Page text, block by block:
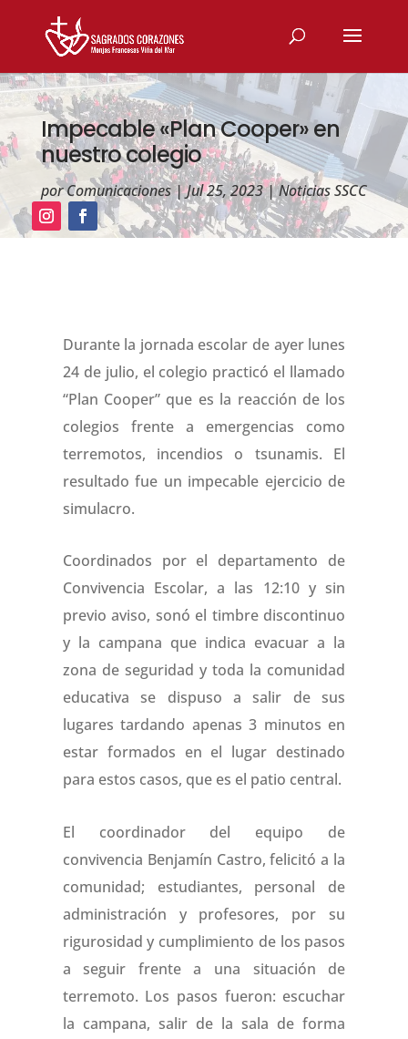
Impecable «Plan Cooper» en
nuestro colegio
porComunicaciones|Jul 25, 2023|Noticias SSCC
Durante la jornada escolar de ayer lunes
24 de julio, el colegio practicó el llamado
“Plan Cooper” que es la reacción de los
colegios frente a emergencias como
terremotos, incendios o tsunamis. El
resultado fue un impecable ejercicio de
simulacro.
Coordinados por el departamento de
Convivencia Escolar, a las 12:10 y sin
previo aviso, sonó el timbre discontinuo
y la campana que indica evacuar a la
zona de seguridad y toda la comunidad
educativa se dispuso a salir de sus
lugares tardando apenas 3 minutos en
estar formados en el lugar destinado
para estos casos, que es el patio central.
El coordinador del equipo de
convivencia Benjamín Castro, felicitó a la
comunidad; estudiantes, personal de
administración y profesores, por su
rigurosidad y cumplimiento de los pasos
a seguir frente a una situación de
terremoto. Los pasos fueron: escuchar
la campana, salir de la sala de forma